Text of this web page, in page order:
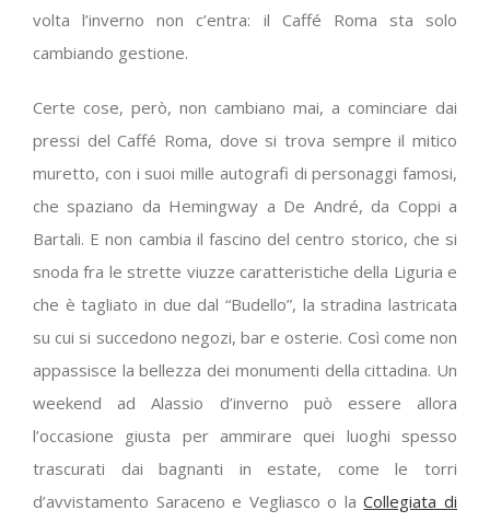
volta l’inverno non c’entra: il Caffé Roma sta solo
cambiando gestione.
Certe cose, però, non cambiano mai, a cominciare dai
pressi del Caffé Roma, dove si trova sempre il mitico
muretto, con i suoi mille autografi di personaggi famosi,
che spaziano da Hemingway a De André, da Coppi a
Bartali. E non cambia il fascino del centro storico, che si
snoda fra le strette viuzze caratteristiche della Liguria e
che è tagliato in due dal “Budello”, la stradina lastricata
su cui si succedono negozi, bar e osterie. Così come non
appassisce la bellezza dei monumenti della cittadina. Un
weekend ad Alassio d’inverno può essere allora
l’occasione giusta per ammirare quei luoghi spesso
trascurati dai bagnanti in estate, come le torri
d’avvistamento Saraceno e Vegliasco o laCollegiata di